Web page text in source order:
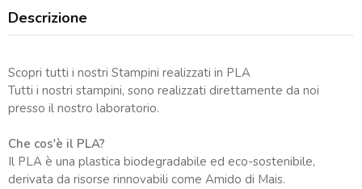
Descrizione
Scopri tutti i nostri Stampini realizzati in PLA
Tutti i nostri stampini, sono realizzati direttamente da noi
presso il nostro laboratorio.
Che cos'è il PLA?
Il PLA è una plastica biodegradabile ed eco-sostenibile,
derivata da risorse rinnovabili come Amido di Mais.